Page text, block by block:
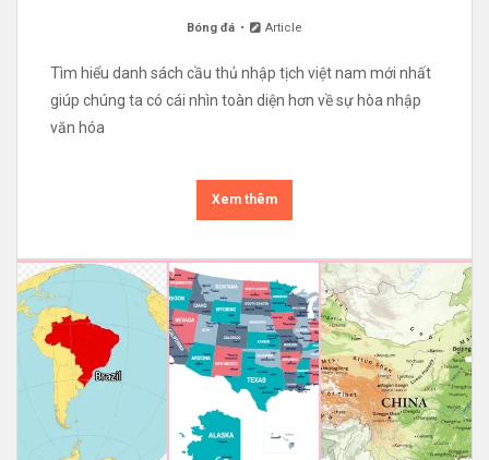
Bóng đá Article
Tìm hiểu danh sách cầu thủ nhập tịch việt nam mới nhất
giúp chúng ta có cái nhìn toàn diện hơn về sự hòa nhập
văn hóa
Xem thêm